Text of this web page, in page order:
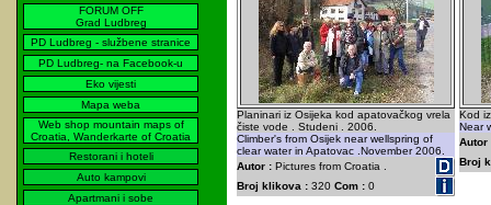
FORUM OFF
Grad Ludbreg
PD Ludbreg - službene stranice
PD Ludbreg- na Facebook-u
Eko vijesti
Mapa weba
Web shop mountain maps of
Croatia, Wanderkarte of Croatia
Restorani i hoteli
Auto kampovi
Apartmani i sobe
Planinari iz Osijeka kod apatovačkog vrela
čiste vode . Studeni . 2006.
Climber's from Osijek near wellspring of
clear water in Apatovac .November 2006.
Autor : Pictures from Croatia .
Broj klikova : 320 Com : 0
Kod
Near
Autor
Broj